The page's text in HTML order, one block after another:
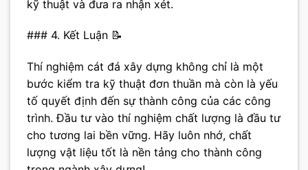
kỹ thuật và đưa ra nhận xét.
### 4. Kết Luận 📝
Thí nghiệm cát đá xây dựng không chỉ là một
bước kiểm tra kỹ thuật đơn thuần mà còn là yếu
tố quyết định đến sự thành công của các công
trình. Đầu tư vào thí nghiệm chất lượng là đầu tư
cho tương lai bền vững. Hãy luôn nhớ, chất
lượng vật liệu tốt là nền tảng cho thành công